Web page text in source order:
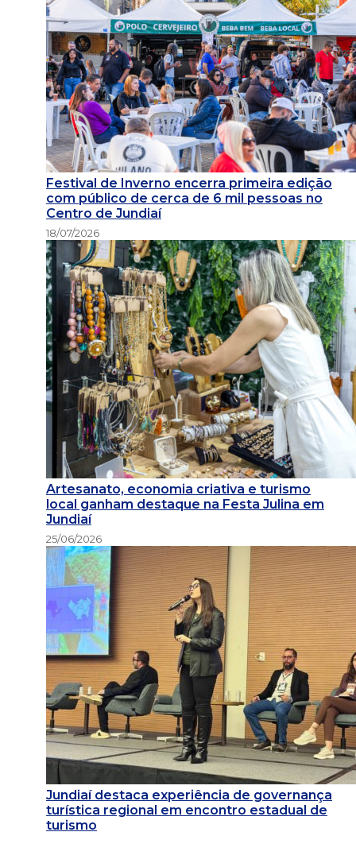
Festival de Inverno encerra primeira edição
com público de cerca de 6 mil pessoas no
Centro de Jundiaí
18/07/2026
Artesanato, economia criativa e turismo
local ganham destaque na Festa Julina em
Jundiaí
25/06/2026
Jundiaí destaca experiência de governança
turística regional em encontro estadual de
turismo